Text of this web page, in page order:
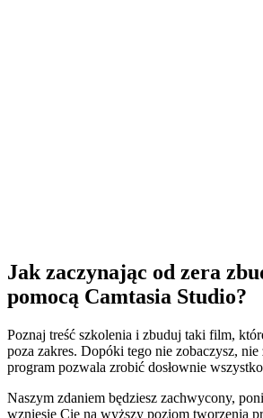
Jak zaczynając od zera
pomocą Camtasia Studio?
Poznaj treść szkolenia i zbuduj taki film,
poza zakres. Dopóki tego nie zobaczysz, nie
program pozwala zrobić dosłownie
Naszym zdaniem będziesz zachwycony,
wzniesie Cię na wyższy poziom tworzenia